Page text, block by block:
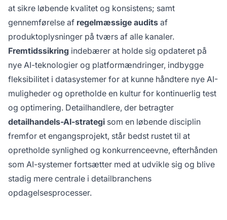
at sikre løbende kvalitet og konsistens; samt
gennemførelse af regelmæssige audits af
produktoplysninger på tværs af alle kanaler.
Fremtidssikring indebærer at holde sig opdateret på
nye AI-teknologier og platformændringer, indbygge
fleksibilitet i datasystemer for at kunne håndtere nye AI-
muligheder og opretholde en kultur for kontinuerlig test
og optimering. Detailhandlere, der betragter
detailhandels-AI-strategi som en løbende disciplin
fremfor et engangsprojekt, står bedst rustet til at
opretholde synlighed og konkurrenceevne, efterhånden
som AI-systemer fortsætter med at udvikle sig og blive
stadig mere centrale i detailbranchens
opdagelsesprocesser.